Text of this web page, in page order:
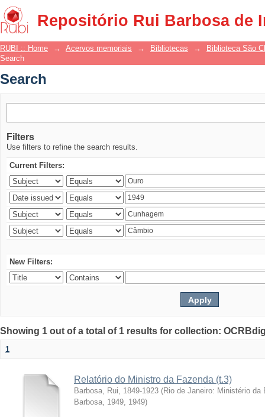
Repositório Rui Barbosa de
Search
RUBI :: Home → Acervos memoriais → Bibliotecas →
Biblioteca São
Search
Search
Filters
Use filters to refine the search results.
Current Filters:
New Filters:
Showing 1 out of a total of 1 results for collection:
1
Relatório do Ministro da Fazenda (t.3)
Barbosa, Rui, 1849-1923 (Rio de Janeiro: Ministério
Barbosa, 1949, 1949)